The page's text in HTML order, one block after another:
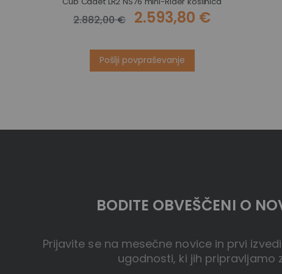
2.882,00 € 2.593,80 €
Pošlji povpraševanje
BODITE OBVEŠČENI O
Prijavite se na mesečne novice in prvi
ugodnosti, ki jih pripravljamo